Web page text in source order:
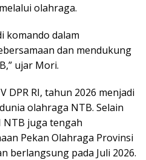
olahraga.
komando dalam
dan mendukung
ujar Mori.
DPR RI, tahun 2026 menjadi
olahraga NTB. Selain
NTB juga tengah
Pekan Olahraga Provinsi
berlangsung pada Juli 2026.